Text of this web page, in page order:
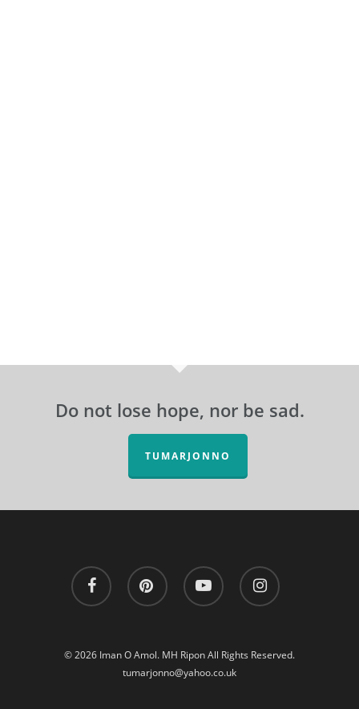
Do not lose hope, nor be sad.
TUMARJONNO
facebook pinterest youtube instagram
© 2026 Iman O Amol. MH Ripon All Rights Reserved.
tumarjonno@yahoo.co.uk